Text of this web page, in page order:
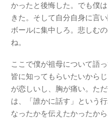
かったと後悔した。でも僕
きた。そして自分自身に言
ボールに集中しろ。悲しむ
ね。
ここで僕が祖母について語
皆に知ってもらいたいから
が恋しいし、胸が痛い。た
は、「誰かに話す」という
なったかを伝えたかったから